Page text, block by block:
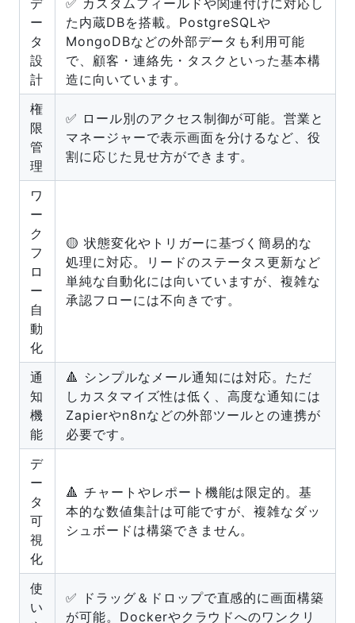
ー
タ
設
計
た内蔵DBを搭載。PostgreSQLや
MongoDBなどの外部データも利用可能
で、顧客・連絡先・タスクといった基本構
造に向いています。
権
限
管
理
✅ ロール別のアクセス制御が可能。営業と
マネージャーで表示画面を分けるなど、役
割に応じた見せ方ができます。
ワ
ー
ク
フ
ロ
ー
自
動
化
🟡 状態変化やトリガーに基づく簡易的な
処理に対応。リードのステータス更新など
単純な自動化には向いていますが、複雑な
承認フローには不向きです。
通
知
機
能
🔺 シンプルなメール通知には対応。ただ
しカスタマイズ性は低く、高度な通知には
Zapierやn8nなどの外部ツールとの連携が
必要です。
デ
ー
タ
可
視
化
🔺 チャートやレポート機能は限定的。基
本的な数値集計は可能ですが、複雑なダッ
シュボードは構築できません。
使
い
✅ ドラッグ＆ドロップで直感的に画面構築
が可能。Dockerやクラウドへのワンクリ